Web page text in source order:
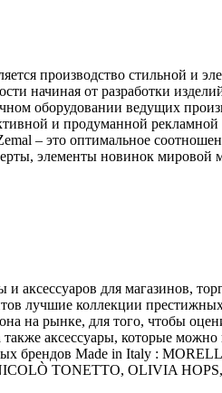
производство стильной и
начиная от разработки
оборудовании ведущих
и продуманной
– это оптимальное
элементы новинок
аксессуаров для магазинов,
лучшие коллекции
на рынке, для того, чтобы
аксессуары, которые можно
брендов Made in Italy :
TONETTO, OLIVIA